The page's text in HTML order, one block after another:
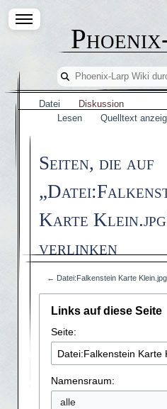
Datei
Diskussion
Lesen
Quelltext
Seiten, die auf
Karte
verlinken
← Datei:Falkenstein Karte Klein.jpg
Links auf diese Seite
Seite:
Namensraum:
alle